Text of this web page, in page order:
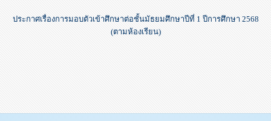
ประกาศเรื่องการมอบตัวเข้าศึกษาต่อชั้นมัธยมศึกษาปีที่ 1 ปีการศึกษา 2568
(ตามห้องเรียน)